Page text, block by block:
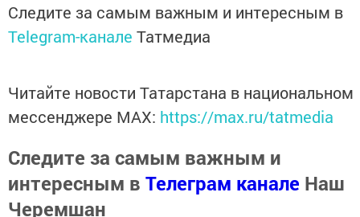
Следите за самым важным и интересным в
Telegram-канале Татмедиа
Читайте новости Татарстана в национальном
мессенджере MАХ: https://max.ru/tatmedia
Следите за самым важным и
интересным в Телеграм канале Наш
Черемшан